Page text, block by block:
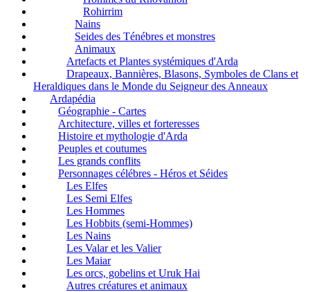
Rohirrim
Nains
Seides des Ténébres et monstres
Animaux
Artefacts et Plantes systémiques d'Arda
Drapeaux, Bannières, Blasons, Symboles de Clans et
Heraldiques dans le Monde du Seigneur des Anneaux
Ardapédia
Géographie - Cartes
Architecture, villes et forteresses
Histoire et mythologie d'Arda
Peuples et coutumes
Les grands conflits
Personnages célébres - Héros et Séides
Les Elfes
Les Semi Elfes
Les Hommes
Les Hobbits (semi-Hommes)
Les Nains
Les Valar et les Valier
Les Maiar
Les orcs, gobelins et Uruk Hai
Autres créatures et animaux